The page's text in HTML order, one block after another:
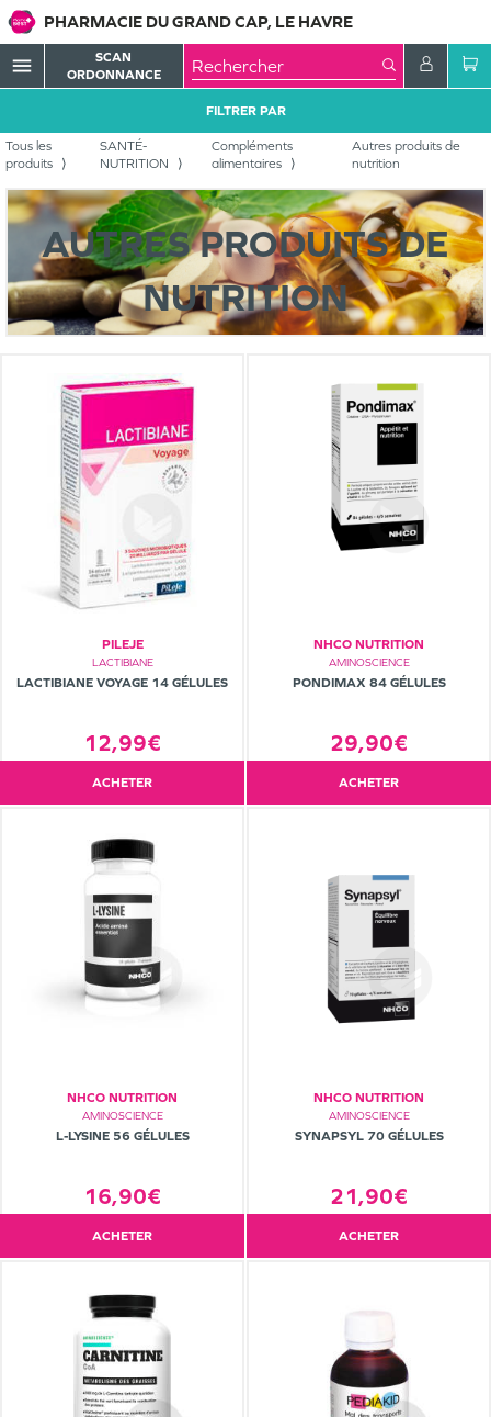
PHARMACIE DU GRAND CAP, LE HAVRE
menu
SCAN
ORDONNANCE
Tous les
produits
SANTÉ-
NUTRITION
Compléments
alimentaires
Autres produits de
nutrition
FILTRER PAR
AUTRES PRODUITS DE
NUTRITION
PILEJE
LACTIBIANE
LACTIBIANE VOYAGE 14 GÉLULES
12,99€
ACHETER
NHCO NUTRITION
AMINOSCIENCE
PONDIMAX 84 GÉLULES
29,90€
ACHETER
NHCO NUTRITION
AMINOSCIENCE
L-LYSINE 56 GÉLULES
16,90€
ACHETER
NHCO NUTRITION
AMINOSCIENCE
SYNAPSYL 70 GÉLULES
21,90€
ACHETER